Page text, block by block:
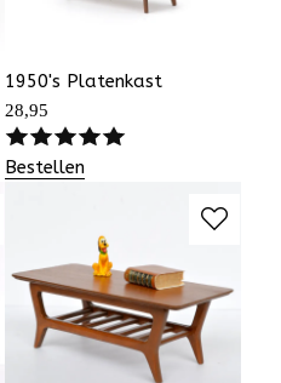
1950's Platenkast
28,95
Bestellen